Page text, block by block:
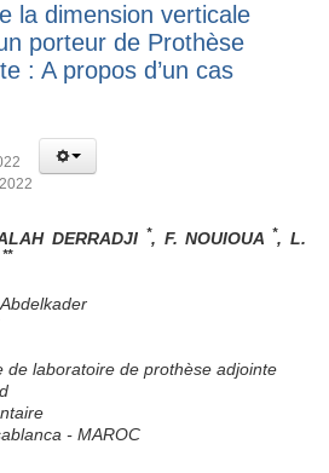
la dimension verticale
porteur de Prothèse
: A propos d’un cas
DERRADJI *, F. NOUIOUA *, L.
**
de laboratoire de prothèse adjointe
- MAROC